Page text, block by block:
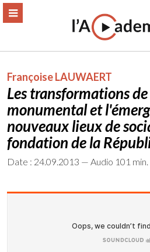
Aller
MENU
Françoise LAUWAERT
Les transformations de
monumental et
nouveaux lieux de
fondation de la
Date : 24.09.2013 — Audio 101 min.